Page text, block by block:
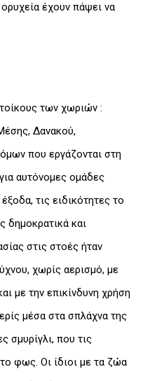
έχουν πάψει να
των χωριών :
Δανακού,
που εργάζονται στη
αυτόνομες ομάδες
τις ειδικότητες το
δημοκρατικά και
στις στοές ήταν
χωρίς αερισμό, με
με την επικίνδυνη χρήση
μέσα στα σπλάχνα της
σμυρίγλι, που τις
φως. Οι ίδιοι με τα ζώα